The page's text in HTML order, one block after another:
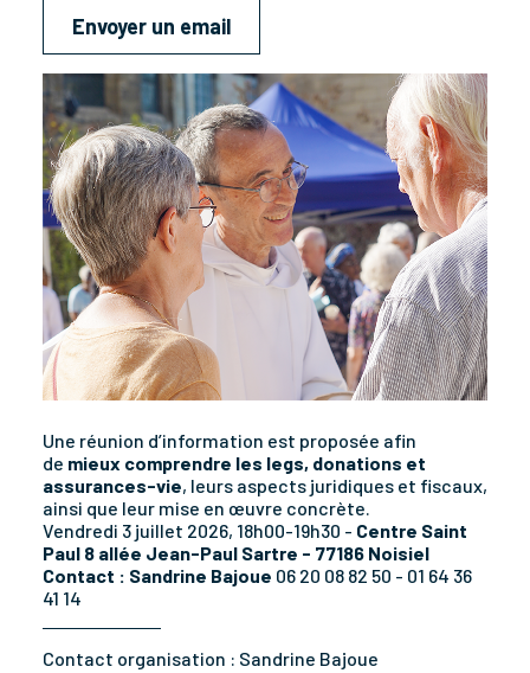
Envoyer un email
Une réunion d’information est proposée afin
de mieux comprendre les legs, donations et
assurances-vie, leurs aspects juridiques et fiscaux,
ainsi que leur mise en œuvre concrète.
Vendredi 3 juillet 2026, 18h00-19h30 - Centre Saint
Paul 8 allée Jean-Paul Sartre - 77186 Noisiel
Contact : Sandrine Bajoue 06 20 08 82 50 - 01 64 36
41 14
Contact organisation : Sandrine Bajoue